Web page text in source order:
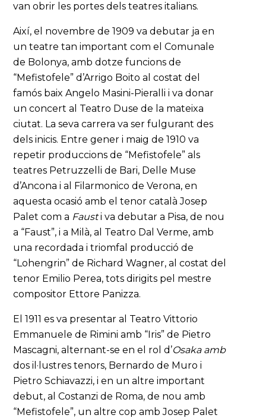
van obrir les portes dels teatres italians.
Així, el novembre de 1909 va debutar ja en
un teatre tan important com el Comunale
de Bolonya, amb dotze funcions de
“Mefistofele” d’Arrigo Boito al costat del
famós baix Angelo Masini-Pieralli i va donar
un concert al Teatro Duse de la mateixa
ciutat. La seva carrera va ser fulgurant des
dels inicis. Entre gener i maig de 1910 va
repetir produccions de “Mefistofele” als
teatres Petruzzelli de Bari, Delle Muse
d’Ancona i al Filarmonico de Verona, en
aquesta ocasió amb el tenor català Josep
Palet com a Fausti va debutar a Pisa, de nou
a “Faust”, i a Milà, al Teatro Dal Verme, amb
una recordada i triomfal producció de
“Lohengrin” de Richard Wagner, al costat del
tenor Emilio Perea, tots dirigits pel mestre
compositor Ettore Panizza.
El 1911 es va presentar al Teatro Vittorio
Emmanuele de Rimini amb “Iris” de Pietro
Mascagni, alternant-se en el rol d’Osaka amb
dos il·lustres tenors, Bernardo de Muro i
Pietro Schiavazzi, i en un altre important
debut, al Costanzi de Roma, de nou amb
“Mefistofele”, un altre cop amb Josep Palet